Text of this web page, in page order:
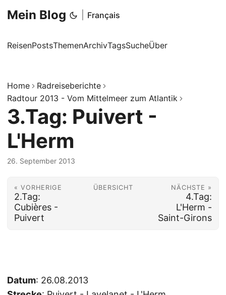
Mein Blog Français
ReisenPostsThemenArchivTagsSucheÜber
Home
Radreiseberichte
Radtour 2013 - Vom Mittelmeer zum Atlantik
3.Tag: Puivert -
L'Herm
26. September 2013
« VORHERIGE
2.Tag:
Cubières -
Puivert
ÜBERSICHT NÄCHSTE »
4.Tag:
L'Herm -
Saint-Girons
Datum: 26.08.2013